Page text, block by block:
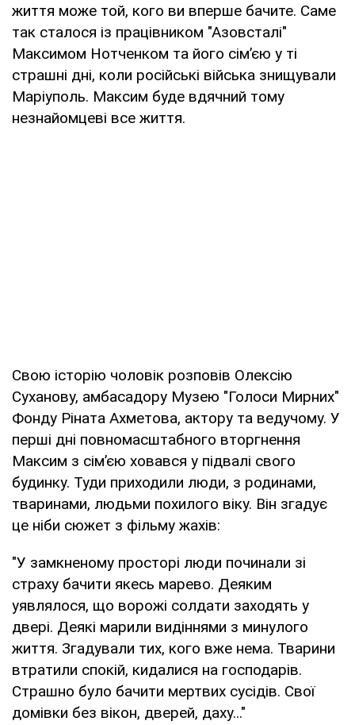
життя може той, кого ви вперше бачите. Саме
так сталося із працівником "Азовсталі"
Максимом Нотченком та його сім’єю у ті
страшні дні, коли російські війська знищували
Маріуполь. Максим буде вдячний тому
незнайомцеві все життя.
Свою історію чоловік розповів Олексію
Суханову, амбасадору Музею "Голоси Мирних"
Фонду Ріната Ахметова, актору та ведучому. У
перші дні повномасштабного вторгнення
Максим з сім’єю ховався у підвалі свого
будинку. Туди приходили люди, з родинами,
тваринами, людьми похилого віку. Він згадує
це ніби сюжет з фільму жахів:
"У замкненому просторі люди починали зі
страху бачити якесь марево. Деяким
уявлялося, що ворожі солдати заходять у
двері. Деякі марили видіннями з минулого
життя. Згадували тих, кого вже нема. Тварини
втратили спокій, кидалися на господарів.
Страшно було бачити мертвих сусідів. Свої
домівки без вікон, дверей, даху..."